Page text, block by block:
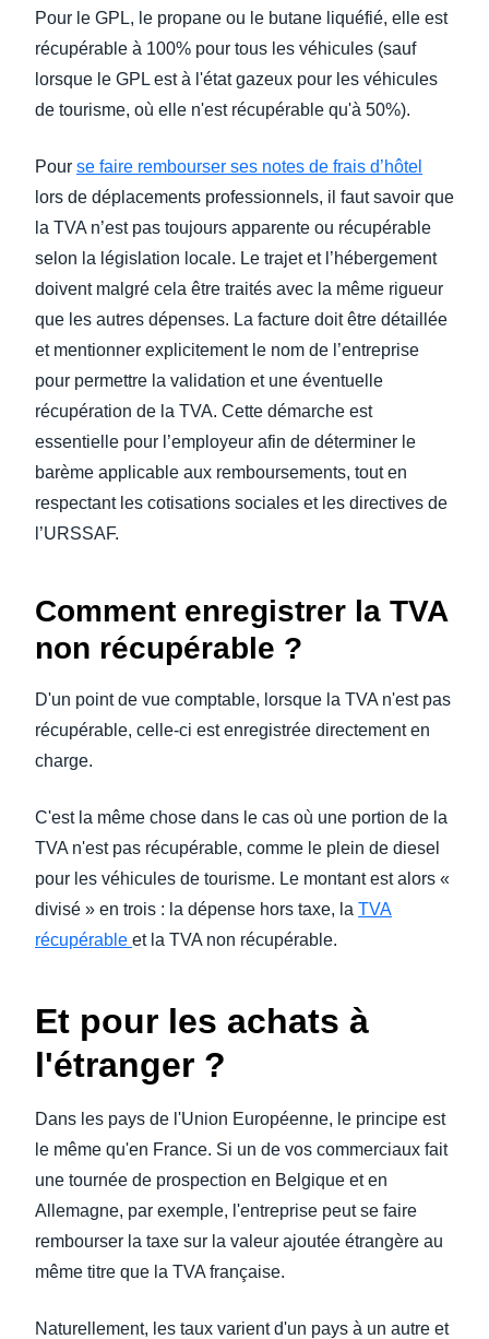
Pour le GPL, le propane ou le butane liquéfié, elle est
récupérable à 100% pour tous les véhicules (sauf
lorsque le GPL est à l'état gazeux pour les véhicules
de tourisme, où elle n'est récupérable qu'à 50%).
Pour se faire rembourser ses notes de frais d’hôtel
lors de déplacements professionnels, il faut savoir que
la TVA n’est pas toujours apparente ou récupérable
selon la législation locale. Le trajet et l’hébergement
doivent malgré cela être traités avec la même rigueur
que les autres dépenses. La facture doit être détaillée
et mentionner explicitement le nom de l’entreprise
pour permettre la validation et une éventuelle
récupération de la TVA. Cette démarche est
essentielle pour l’employeur afin de déterminer le
barème applicable aux remboursements, tout en
respectant les cotisations sociales et les directives de
l’URSSAF.
Comment enregistrer la TVA
non récupérable ?
D'un point de vue comptable, lorsque la TVA n'est pas
récupérable, celle-ci est enregistrée directement en
charge.
C'est la même chose dans le cas où une portion de la
TVA n'est pas récupérable, comme le plein de diesel
pour les véhicules de tourisme. Le montant est alors «
divisé » en trois : la dépense hors taxe, la TVA
récupérable et la TVA non récupérable.
Et pour les achats à
l'étranger ?
Dans les pays de l'Union Européenne, le principe est
le même qu'en France. Si un de vos commerciaux fait
une tournée de prospection en Belgique et en
Allemagne, par exemple, l'entreprise peut se faire
rembourser la taxe sur la valeur ajoutée étrangère au
même titre que la TVA française.
Naturellement, les taux varient d'un pays à un autre et